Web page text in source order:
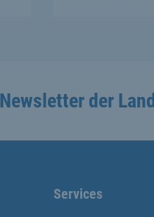
der
Services